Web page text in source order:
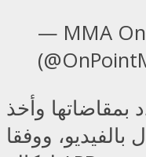
— MMA
وأخذ
ووفقا